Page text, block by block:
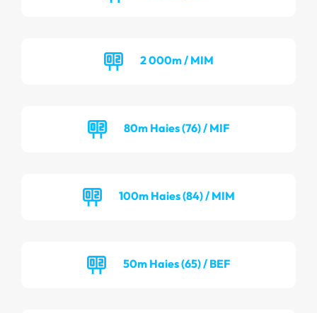
2 000m / MIM
80m Haies (76) / MIF
100m Haies (84) / MIM
50m Haies (65) / BEF